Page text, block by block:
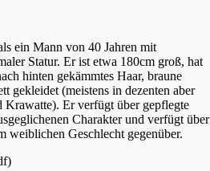
ein Mann von 40 Jahren mit
Statur. Er ist etwa 180cm groß, hat
hinten gekämmtes Haar, braune
gekleidet (meistens in dezenten aber
Krawatte). Er verfügt über gepflegte
Charakter und verfügt über
weiblichen Geschlecht gegenüber.